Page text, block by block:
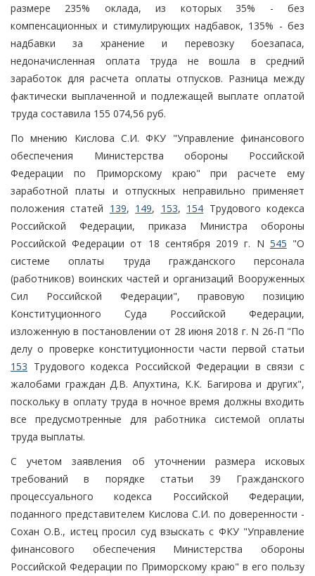
размере 235% оклада, из которых 35% - без
компенсационных и стимулирующих надбавок, 135% - без
надбавки за хранение и перевозку боезапаса,
недоначисленная оплата труда не вошла в средний
заработок для расчета оплаты отпусков. Разница между
фактически выплаченной и подлежащей выплате оплатой
труда составила 155 074,56 руб.
По мнению Кислова С.И. ФКУ "Управление финансового
обеспечения Министерства обороны Российской
Федерации по Приморскому краю" при расчете ему
заработной платы и отпускных неправильно применяет
положения статей 139, 149, 153, 154 Трудового кодекса
Российской Федерации, приказа Министра обороны
Российской Федерации от 18 сентября 2019 г. N 545 "О
системе оплаты труда гражданского персонала
(работников) воинских частей и организаций Вооруженных
Сил Российской Федерации", правовую позицию
Конституционного Суда Российской Федерации,
изложенную в постановлении от 28 июня 2018 г. N 26-П "По
делу о проверке конституционности части первой статьи
153 Трудового кодекса Российской Федерации в связи с
жалобами граждан Д.В. Апухтина, К.К. Багирова и других",
поскольку в оплату труда в ночное время должны входить
все предусмотренные для работника системой оплаты
труда выплаты.
С учетом заявления об уточнении размера исковых
требований в порядке статьи 39 Гражданского
процессуального кодекса Российской Федерации,
поданного представителем Кислова С.И. по доверенности -
Сохан О.В., истец просил суд взыскать с ФКУ "Управление
финансового обеспечения Министерства обороны
Российской Федерации по Приморскому краю" в его пользу